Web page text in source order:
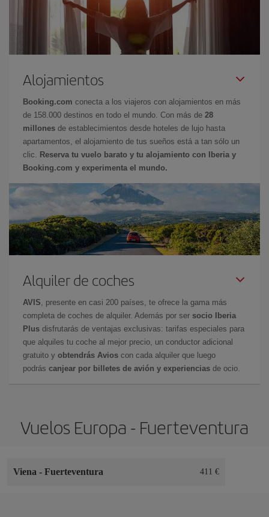
Alojamientos
Booking.com conecta a los viajeros con alojamientos en más
de 158.000 destinos en todo el mundo. Con más de 28
millones de establecimientos desde hoteles de lujo hasta
apartamentos, el alojamiento de tus sueños está a tan sólo un
clic.
Reserva tu vuelo barato y tu alojamiento con Iberia y
Booking.com y experimenta el mundo.
Alquiler de coches
AVIS , presente en casi 200 países, te ofrece la gama más
completa de coches de alquiler. Además por ser socio Iberia
Plus disfrutarás de ventajas exclusivas: tarifas especiales para
que alquiles tu coche al mejor precio, un conductor adicional
gratuito y obtendrás Avios con cada alquiler que luego
podrás canjear por billetes de avión y experiencias de ocio.
Vuelos Europa - Fuerteventura
Viena - Fuerteventura 411